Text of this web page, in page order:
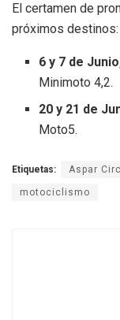
El certamen de
próximos destinos:
6 y 7 de
Minimoto 4,2.
20 y 21 de
Moto5.
Etiquetas: Aspar
motociclismo